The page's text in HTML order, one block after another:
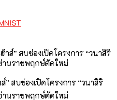
” สบช่องเปิดโครงการ “วนาสิริ
านราชพฤกษ์ตัดใหม่